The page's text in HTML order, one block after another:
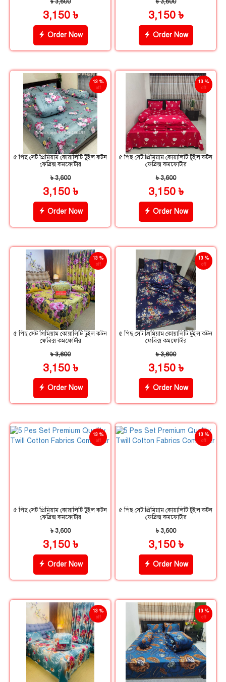
3,150 ৳
Order Now
3,150 ৳
Order Now
13 %
off
৫ পিছ সেট প্রিমিয়াম কোয়ালিটি টুইল কটন
ফেব্রিক্স কমফোর্টার
৳ 3,600
3,150 ৳
Order Now
13 %
off
৫ পিছ সেট প্রিমিয়াম কোয়ালিটি টুইল কটন
ফেব্রিক্স কমফোর্টার
৳ 3,600
3,150 ৳
Order Now
13 %
off
৫ পিছ সেট প্রিমিয়াম কোয়ালিটি টুইল কটন
ফেব্রিক্স কমফোর্টার
৳ 3,600
3,150 ৳
Order Now
13 %
off
৫ পিছ সেট প্রিমিয়াম কোয়ালিটি টুইল কটন
ফেব্রিক্স কমফোর্টার
৳ 3,600
3,150 ৳
Order Now
13 %
off
৫ পিছ সেট প্রিমিয়াম কোয়ালিটি টুইল কটন
ফেব্রিক্স কমফোর্টার
৳ 3,600
3,150 ৳
Order Now
13 %
off
৫ পিছ সেট প্রিমিয়াম কোয়ালিটি টুইল কটন
ফেব্রিক্স কমফোর্টার
৳ 3,600
3,150 ৳
Order Now
13 %
off
13 %
off